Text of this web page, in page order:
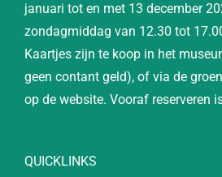
januari tot en met 13 december
zondagmiddag van 12.30 tot
Kaartjes zijn te koop in het
geen contant geld), of via de
op de website. Vooraf reserveren
QUICKLINKS